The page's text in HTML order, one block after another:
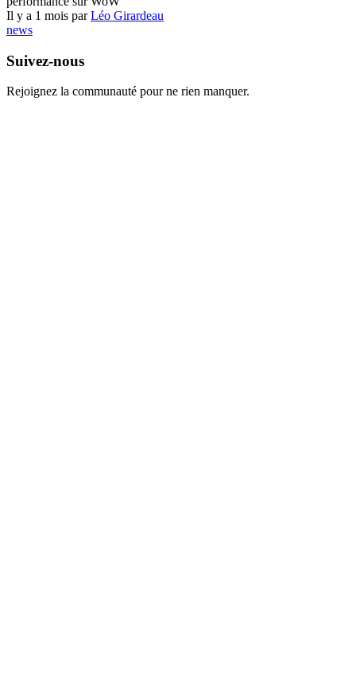
Il y a 1 mois parLéo Girardeau
news
Suivez-nous
Rejoignez la communauté pour ne rien manquer.